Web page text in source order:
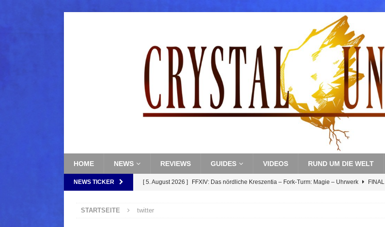
HOME NEWS REVIEWS GUIDES VIDEOS RUND UM DIE WELT
NEWS TICKER [ 5. August 2026 ] FFXIV: Das nördliche Kreszentia – Fork-Turm: Magie – Uhrwerk FINAL
STARTSEITE twitter